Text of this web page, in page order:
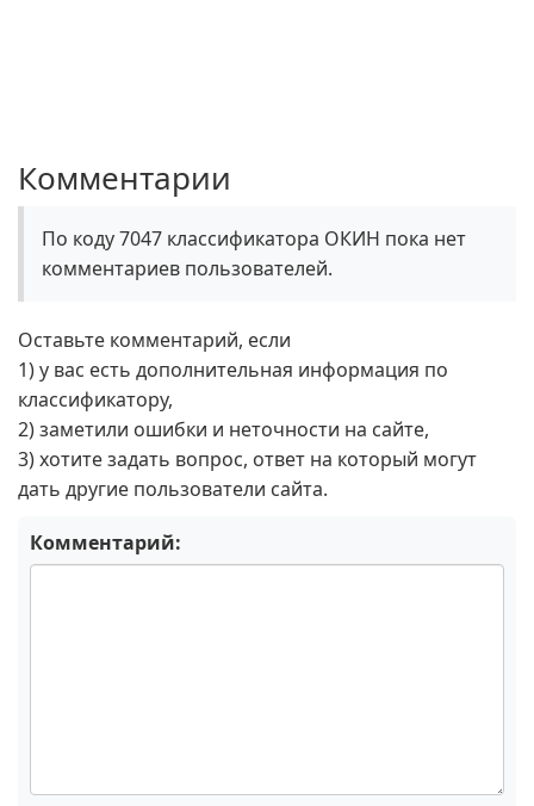
Комментарии
По коду 7047 классификатора ОКИН пока нет
комментариев пользователей.
Оставьте комментарий, если
1) у вас есть дополнительная информация по
классификатору,
2) заметили ошибки и неточности на сайте,
3) хотите задать вопрос, ответ на который могут
дать другие пользователи сайта.
Комментарий: